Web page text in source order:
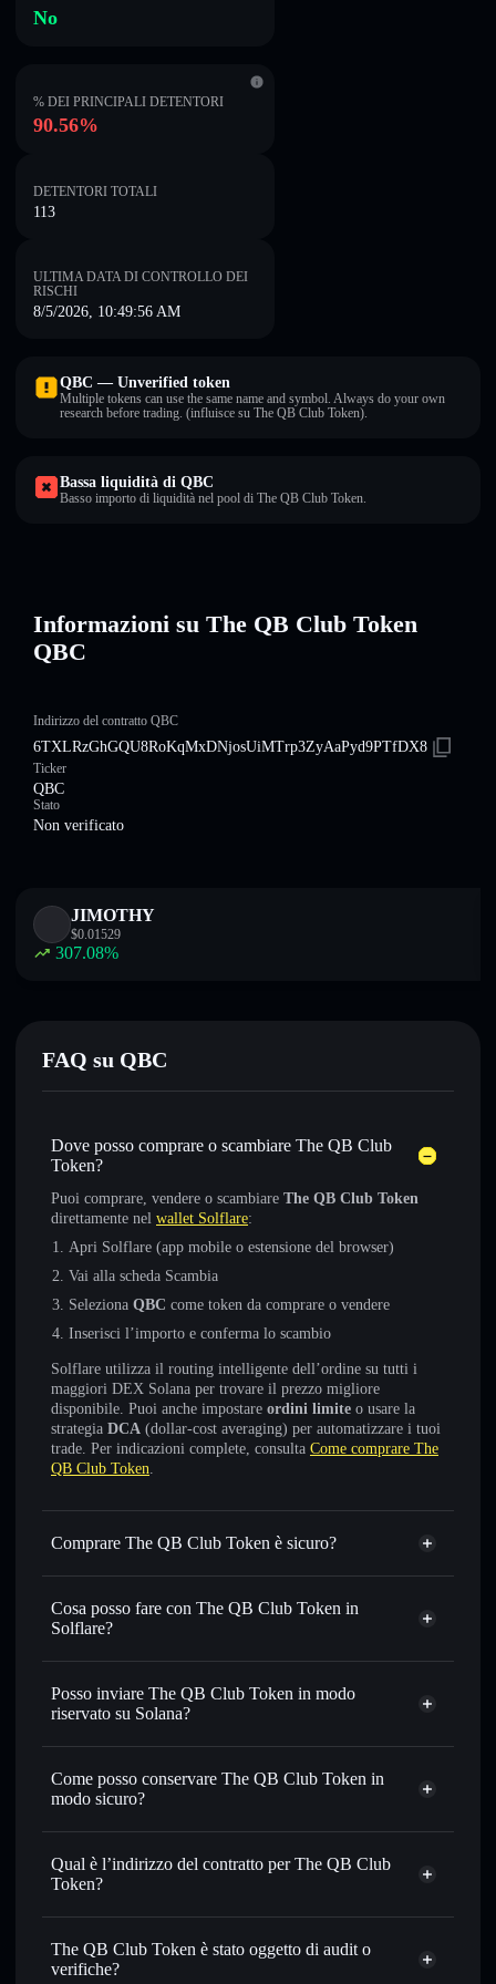
No
% DEI PRINCIPALI DETENTORI
90.56%
DETENTORI TOTALI
113
ULTIMA DATA DI CONTROLLO DEI
RISCHI
8/5/2026, 10:49:56 AM
QBC — Unverified token
Multiple tokens can use the same name and symbol. Always do your own
research before trading. (influisce su The QB Club Token).
Bassa liquidità di QBC
Basso importo di liquidità nel pool di The QB Club Token.
Informazioni su The QB Club Token
QBC
Indirizzo del contratto QBC
6TXLRzGhGQU8RoKqMxDNjosUiMTrp3ZyAaPyd9PTfDX8
Ticker
QBC
Stato
Non verificato
JIMOTHY
$0.01529
307.08%
FAQ su QBC
Dove posso comprare o scambiare The QB Club
Token?
Puoi comprare, vendere o scambiare The QB Club Token
direttamente nel wallet Solflare:
Apri Solflare (app mobile o estensione del browser)
Vai alla scheda Scambia
Seleziona QBC come token da comprare o vendere
Inserisci l’importo e conferma lo scambio
Solflare utilizza il routing intelligente dell’ordine su tutti i
maggiori DEX Solana per trovare il prezzo migliore
disponibile. Puoi anche impostare ordini limite o usare la
strategia DCA (dollar-cost averaging) per automatizzare i tuoi
trade. Per indicazioni complete, consulta Come comprare The
QB Club Token.
Comprare The QB Club Token è sicuro?
The QB Club Token non è verificato
Cosa posso fare con The QB Club Token in
Solflare?
The QB Club Token
wallet Solflare
Scambiare istantaneamente— scambia QBC in SOL,
USDC o in migliaia di altri token Solana al prezzo migliore
prezzo desiderato di QBC
Usare il DCA
QBC nel tempo
Inviare in modo riservato
— trasferisci QBC senza
collegare pubblicamente i wallet usando l’Aggregatore di
capitalizzazione di mercato e liquidità di QBC
Conservare in modo sicuro
Posso inviare The QB Club Token in modo
riservato su Solana?
Aggregatore di privacy
Come posso conservare The QB Club Token in
modo sicuro?
The QB Club Token
Aggregatore di privacy
Qual è l’indirizzo del contratto per The QB Club
Token?
The QB Club
6TXLRzGhGQU8RoKqMxDNjosUiMTrp3ZyAaPyd9PTfDX8
The QB Club Token è stato oggetto di audit o
verifiche?